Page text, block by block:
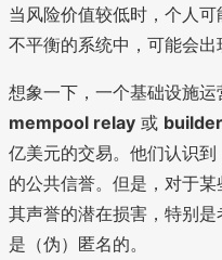
当风险价值较低时，个人
不平衡的系统中，可能会出
想象一下，一个基础设施运
mempool relay 或 builder
亿美元的交易。他们认识
的公共信誉。但是，对于
其声誉的潜在损害，特别
是（伪）匿名的。